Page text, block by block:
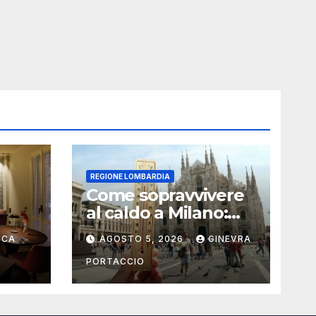
REGIONE LOMBARDIA
Come sopravvivere
al caldo a Milano:
consigli pratici
AGOSTO 5, 2026 GINEVRA
PORTACCIO